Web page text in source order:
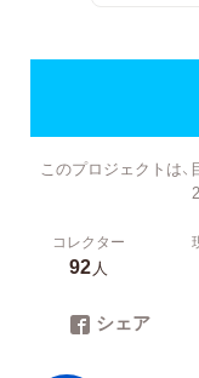
このプロジェクトは
コレクター
92人
シェア